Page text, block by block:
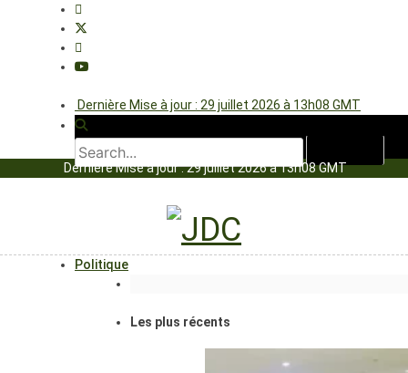
Dernière Mise à jour : 29 juillet 2026 à 13h08 GMT
Dernière Mise à jour : 29 juillet 2026 à 13h08 GMT
Politique
Les plus récents